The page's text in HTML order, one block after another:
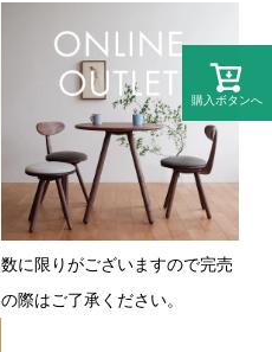
購入ボタンへ
数に限りがございますので完売
の際はご了承ください。